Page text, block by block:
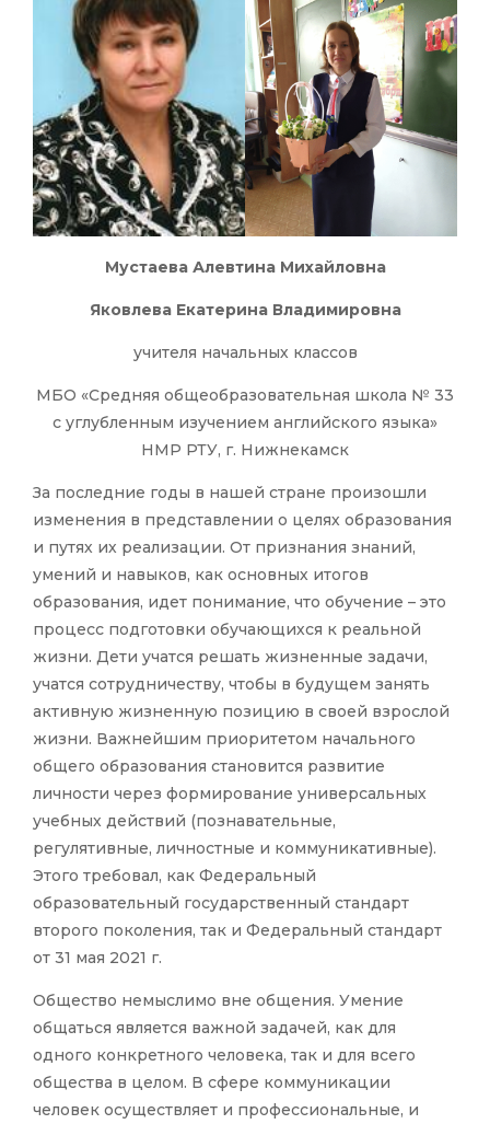
Мустаева Алевтина Михайловна
Яковлева Екатерина Владимировна
учителя начальных классов
МБО «Средняя общеобразовательная школа № 33
с углубленным изучением английского языка»
НМР РТУ, г. Нижнекамск
За последние годы в нашей стране произошли
изменения в представлении о целях образования
и путях их реализации. От признания знаний,
умений и навыков, как основных итогов
образования, идет понимание, что обучение – это
процесс подготовки обучающихся к реальной
жизни. Дети учатся решать жизненные задачи,
учатся сотрудничеству, чтобы в будущем занять
активную жизненную позицию в своей взрослой
жизни. Важнейшим приоритетом начального
общего образования становится развитие
личности через формирование универсальных
учебных действий (познавательные,
регулятивные, личностные и коммуникативные).
Этого требовал, как Федеральный
образовательный государственный стандарт
второго поколения, так и Федеральный стандарт
от 31 мая 2021 г.
Общество немыслимо вне общения. Умение
общаться является важной задачей, как для
одного конкретного человека, так и для всего
общества в целом. В сфере коммуникации
человек осуществляет и профессиональные, и